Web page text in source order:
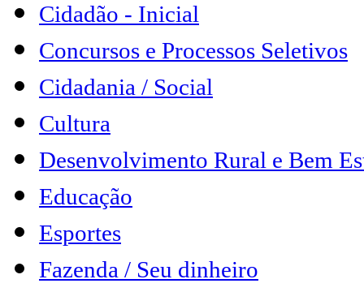
Cidadão - Inicial
Concursos e Processos Seletivos
Cidadania / Social
Cultura
Desenvolvimento Rural e Bem
Educação
Esportes
Fazenda / Seu dinheiro